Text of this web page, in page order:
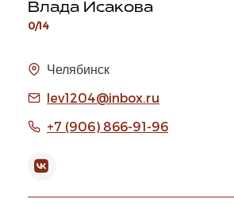
Влада Исакова
0/14
Челябинск
lev1204@inbox.ru
+7 (906) 866-91-96